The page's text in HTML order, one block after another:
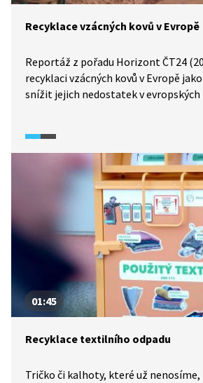
Recyklace vzácných kovů v Evropě
Reportáž z pořadu Horizont ČT24
recyklaci vzácných kovů v Evropě
snížit jejich nedostatek v evropských
pro evropskou politiku (EUROPEUM).
reportáže se věnuje nelegální těžbě
a dopadům těžby na tamní
01:45
Recyklace textilního odpadu
Tričko či kalhoty, které už